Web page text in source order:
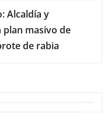
Alcaldía y
plan masivo de
de rabia